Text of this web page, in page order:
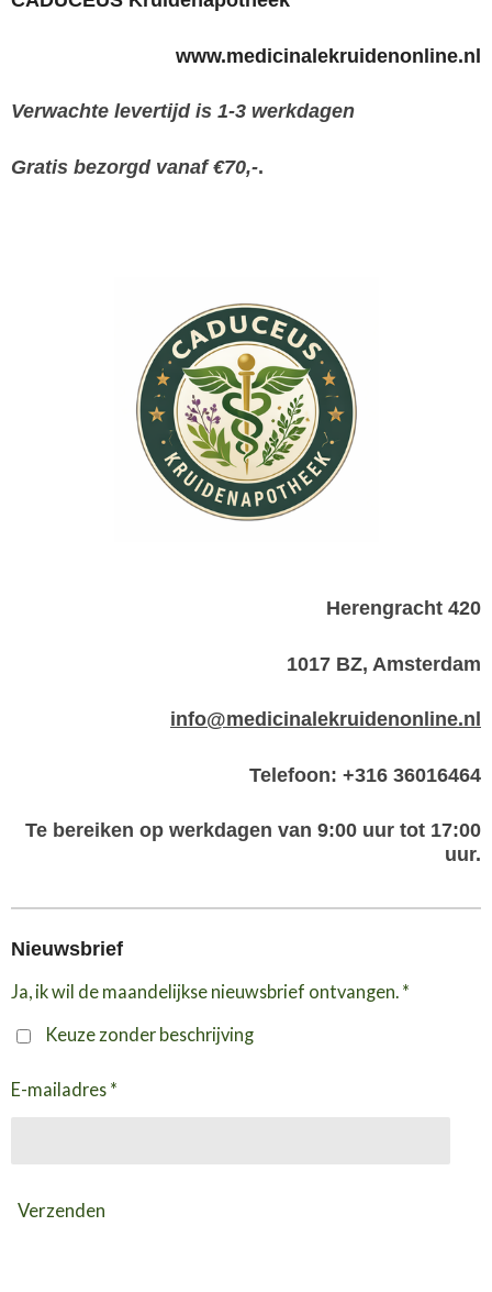
www.medicinalekruidenonline.nl
Verwachte levertijd is 1-3 werkdagen
Gratis bezorgd vanaf €70,-.
Herengracht 420
1017 BZ, Amsterdam
info@medicinalekruidenonline.nl
Telefoon: +316 36016464
Te bereiken op werkdagen van 9:00 uur tot 17:00
uur.
Nieuwsbrief
Ja, ik wil de maandelijkse nieuwsbrief ontvangen. *
Keuze zonder beschrijving
E-mailadres *
Verzenden